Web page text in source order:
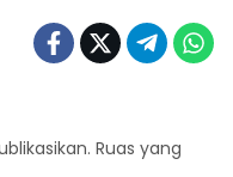
Ruas yang